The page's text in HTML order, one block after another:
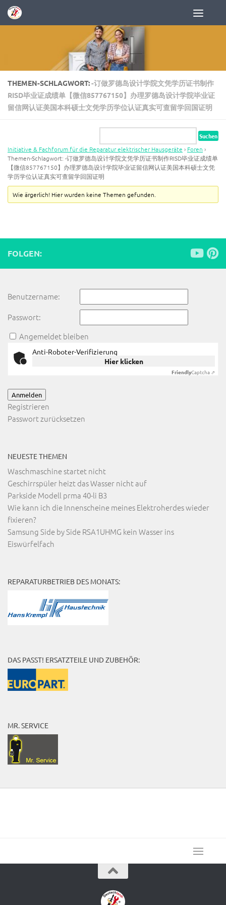
Zum Inhalt springen
THEMEN-SCHLAGWORT:-订做罗德岛设计学院文凭学历证书制作
RISD毕业证成绩单【微信857767150】办理罗德岛设计学院毕业证
留信网认证美国本科硕士文凭学历学位认证真实可查留学回国证明
Initiative & Fachforum für die Reparatur elektrischer Hausgeräte › Foren ›
Themen-Schlagwort: -订做罗德岛设计学院文凭学历证书制作RISD毕业证成绩单
【微信857767150】办理罗德岛设计学院毕业证留信网认证美国本科硕士文凭
学历学位认证真实可查留学回国证明
Wie ärgerlich! Hier wurden keine Themen gefunden.
FOLGEN:
Benutzername:
Passwort:
Angemeldet bleiben
Anti-Roboter-Verifizierung
Hier klicken
FriendlyCaptcha ⇗
Anmelden
Registrieren
Passwort zurücksetzen
NEUESTE THEMEN
Waschmaschine startet nicht
Geschirrspüler heizt das Wasser nicht auf
Parkside Modell prma 40-li B3
Wie kann ich die Innenscheine meines Elektroherdes wieder
fixieren?
Samsung Side by Side RSA1UHMG kein Wasser ins
Eiswürfelfach
REPARATURBETRIEB DES MONATS:
DAS PASST! ERSATZTEILE UND ZUBEHÖR:
MR. SERVICE